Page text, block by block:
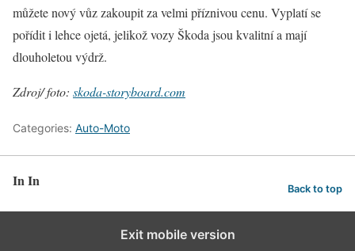
můžete nový vůz zakoupit za velmi příznivou cenu. Vyplatí se
pořídit i lehce ojetá, jelikož vozy Škoda jsou kvalitní a mají
dlouholetou výdrž.
Zdroj/ foto: skoda-storyboard.com
Categories: Auto-Moto
In In Back to top
Exit mobile version